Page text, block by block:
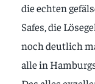
die echten
Safes, die
noch deutlich
alle in